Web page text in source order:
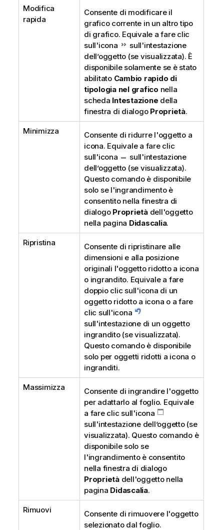
Modifica
rapida
Consente di modificare il
grafico corrente in un altro tipo
di grafico. Equivale a fare clic
sull'icona
sull'intestazione
dell’oggetto (se visualizzata). È
disponibile solamente se è stato
abilitato Cambio rapido di
tipologia nel grafico nella
scheda Intestazione della
finestra di dialogo Proprietà.
Minimizza
Consente di ridurre l'oggetto a
icona. Equivale a fare clic
sull'icona
sull'intestazione
dell’oggetto (se visualizzata).
Questo comando è disponibile
solo se l'ingrandimento è
consentito nella finestra di
dialogo Proprietàdell'oggetto
nella pagina Didascalia.
Ripristina
Consente di ripristinare alle
dimensioni e alla posizione
originali l'oggetto ridotto a icona
o ingrandito. Equivale a fare
doppio clic sull'icona di un
oggetto ridotto a icona o a fare
clic sull'icona
sull'intestazione di un oggetto
ingrandito (se visualizzata).
Questo comando è disponibile
solo per oggetti ridotti a icona o
ingranditi.
Massimizza
Consente di ingrandire l'oggetto
per adattarlo al foglio. Equivale
a fare clic sull'icona
sull'intestazione dell’oggetto (se
visualizzata). Questo comando è
disponibile solo se
l'ingrandimento è consentito
nella finestra di dialogo
Proprietàdell'oggetto nella
pagina Didascalia.
Rimuovi
Consente di rimuovere l'oggetto
selezionato dal foglio.